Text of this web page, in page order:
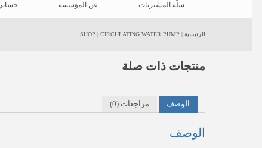
سلّة المشتريات عن المؤسسة
الرئيسية |
SHOP | CIRCULATING WATER PUMP
الوصف مراجعات (0)
الوصف
منتجات ذات صلة